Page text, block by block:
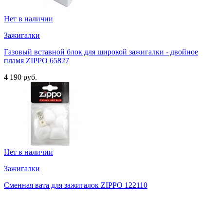
Нет в наличии
Зажигалки
Газовый вставной блок для широкой зажигалки - двойное
пламя ZIPPO 65827
4 190 руб.
Нет в наличии
Зажигалки
Сменная вата для зажигалок ZIPPO 122110